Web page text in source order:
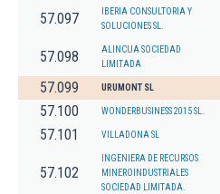
57.097
IBERIA CONSULTORIA Y
SOLUCIONES SL.
57.098
ALINCUA SOCIEDAD
LIMITADA
57.099 URUMONT SL
57.100 WONDERBUSINESS 2015 SL.
57.101 VILLADONA SL
57.102
INGENIERA DE RECURSOS
MINEROINDUSTRIALES
SOCIEDAD LIMITADA.